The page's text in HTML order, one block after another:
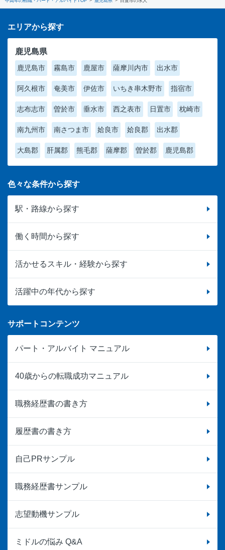
エリアから探す
鹿児島県
鹿児島市 霧島市 鹿屋市 薩摩川内市 出水市
阿久根市 奄美市 伊佐市 いちき串木野市 指宿市
志布志市 曽於市 垂水市 西之表市 日置市 枕崎市
南九州市 南さつま市 姶良市 姶良郡 出水郡
大島郡 肝属郡 熊毛郡 薩摩郡 曽於郡 鹿児島郡
色々な条件から探す
駅・路線から探す
働く時間から探す
活かせるスキル・経験から探す
活躍中の年代から探す
サポートコンテンツ
パート・アルバイト マニュアル
40歳からの転職成功マニュアル
職務経歴書の書き方
履歴書の書き方
自己PRサンプル
職務経歴書サンプル
志望動機サンプル
ミドルの悩み Q&A